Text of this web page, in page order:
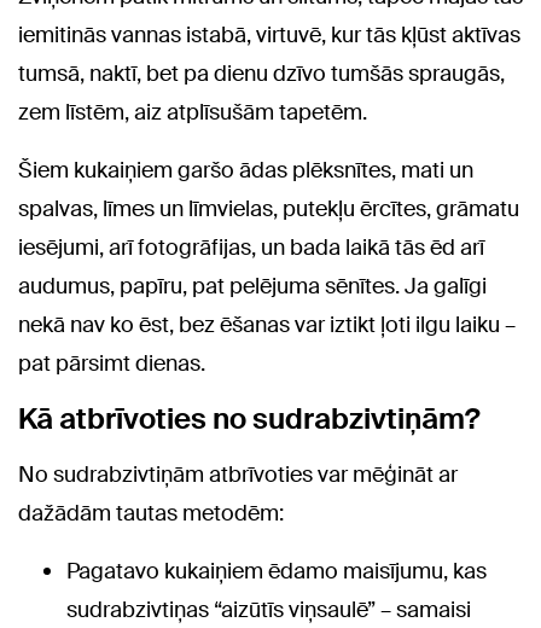
iemitinās vannas istabā, virtuvē, kur tās kļūst aktīvas
tumsā, naktī, bet pa dienu dzīvo tumšās spraugās,
zem līstēm, aiz atplīsušām tapetēm.
Šiem kukaiņiem garšo ādas plēksnītes, mati un
spalvas, līmes un līmvielas, putekļu ērcītes, grāmatu
iesējumi, arī fotogrāfijas, un bada laikā tās ēd arī
audumus, papīru, pat pelējuma sēnītes. Ja galīgi
nekā nav ko ēst, bez ēšanas var iztikt ļoti ilgu laiku –
pat pārsimt dienas.
Kā atbrīvoties no sudrabzivtiņām?
No sudrabzivtiņām atbrīvoties var mēģināt ar
dažādām tautas metodēm:
Pagatavo kukaiņiem ēdamo maisījumu, kas
sudrabzivtiņas “aizūtīs viņsaulē” – samaisi